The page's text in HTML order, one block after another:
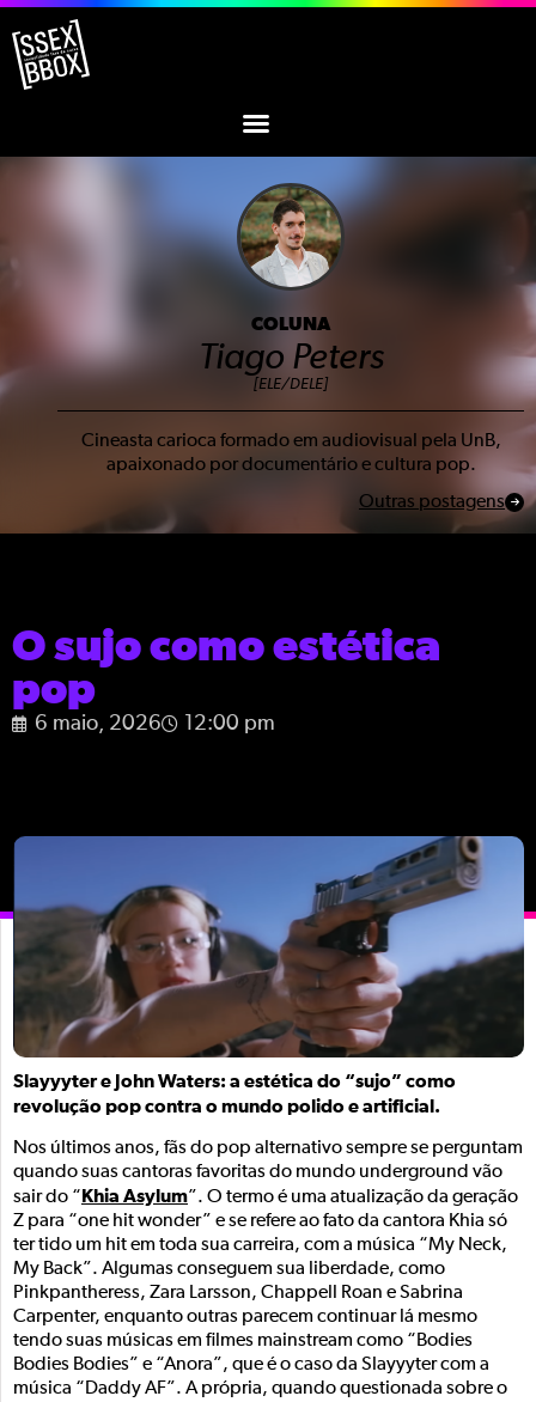
COLUNA
Tiago Peters
[ELE/DELE]
Cineasta carioca formado em audiovisual pela UnB,
apaixonado por documentário e cultura pop.
Outras postagens
O sujo como estética
pop
6 maio, 2026 12:00 pm
Slayyyter e John Waters: a estética do “sujo” como
revolução pop contra o mundo polido e artificial.
Nos últimos anos, fãs do pop alternativo sempre se perguntam
quando suas cantoras favoritas do mundo underground vão
sair do “ Khia Asylum”. O termo é uma atualização da geração
Z para “one hit wonder” e se refere ao fato da cantora Khia só
ter tido um hit em toda sua carreira, com a música “My Neck,
My Back”. Algumas conseguem sua liberdade, como
Pinkpantheress, Zara Larsson, Chappell Roan e Sabrina
Carpenter, enquanto outras parecem continuar lá mesmo
tendo suas músicas em filmes mainstream como “Bodies
Bodies Bodies” e “Anora”, que é o caso da Slayyyter com a
música “Daddy AF”. A própria, quando questionada sobre o